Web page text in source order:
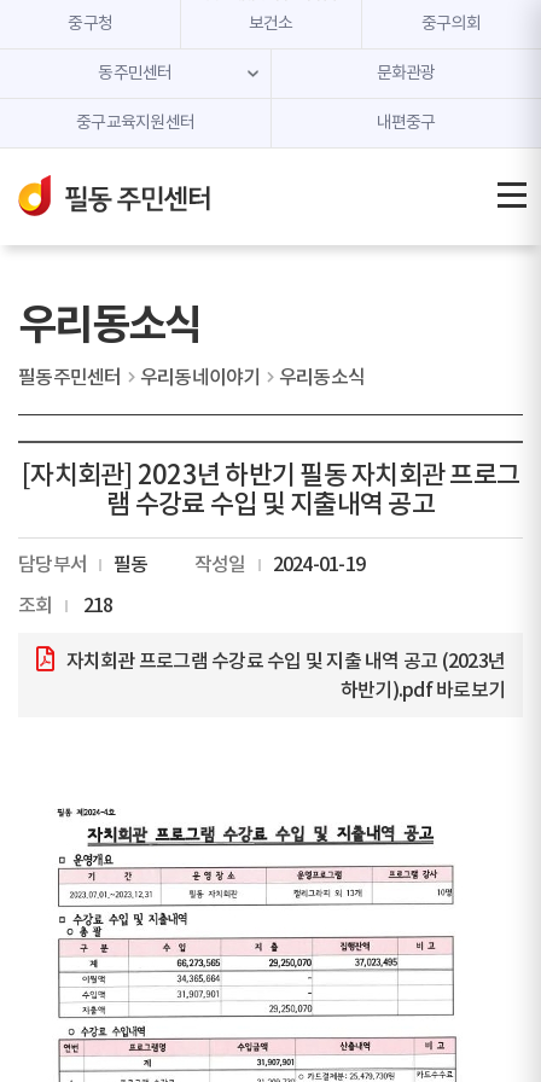
본문 내용 바로가기
주메뉴 바로가기
중구청 보건소 중구의회
동주민센터 문화관광
중구교육지원센터 내편중구
우리동소식
필동주민센터 우리동네이야기 우리동소식
[자치회관] 2023년 하반기 필동 자치회관 프로그
램 수강료 수입 및 지출내역 공고
담당부서 필동 작성일
2024-01-19
조회
218
자치회관 프로그램 수강료 수입 및 지출 내역 공고 (2023년
하반기).pdf 바로보기